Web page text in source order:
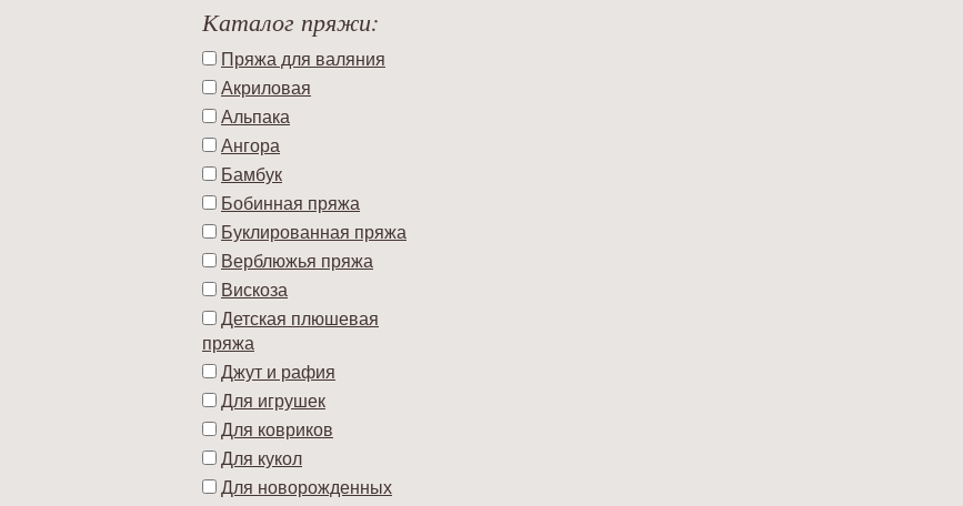
Каталог пряжи:
Пряжа для валяния
Акриловая
Альпака
Ангора
Бамбук
Бобинная пряжа
Буклированная пряжа
Верблюжья пряжа
Вискоза
Детская плюшевая
пряжа
Джут и рафия
Для игрушек
Для ковриков
Для кукол
Для новорожденных